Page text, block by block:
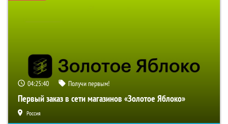
04:25:39 Получи первым!
Первый заказ в сети магазинов «Золотое Яблоко»
Россия